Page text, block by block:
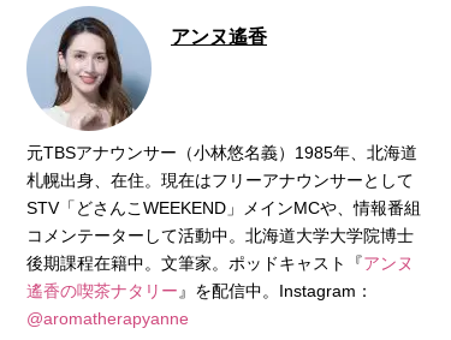
アンヌ遙香
元TBSアナウンサー（小林悠名義）1985年、北海道
札幌出身、在住。現在はフリーアナウンサーとして
STV「どさんこWEEKEND」メインMCや、情報番組
コメンテーターして活動中。北海道大学大学院博士
後期課程在籍中。文筆家。ポッドキャスト『アンヌ
遙香の喫茶ナタリー 』を配信中。Instagram：
@aromatherapyanne